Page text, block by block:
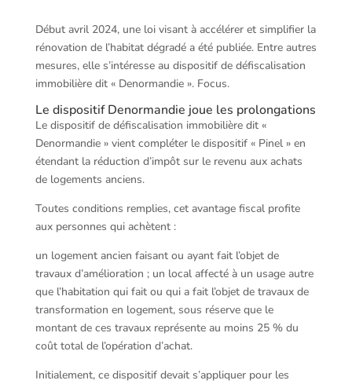
Début avril 2024, une loi visant à accélérer et simplifier la
rénovation de l’habitat dégradé a été publiée. Entre autres
mesures, elle s’intéresse au dispositif de défiscalisation
immobilière dit « Denormandie ». Focus.
Le dispositif Denormandie joue les prolongations
Le dispositif de défiscalisation immobilière dit «
Denormandie » vient compléter le dispositif « Pinel » en
étendant la réduction d’impôt sur le revenu aux achats
de logements anciens.
Toutes conditions remplies, cet avantage fiscal profite
aux personnes qui achètent :
un logement ancien faisant ou ayant fait l’objet de
travaux d’amélioration ; un local affecté à un usage autre
que l’habitation qui fait ou qui a fait l’objet de travaux de
transformation en logement, sous réserve que le
montant de ces travaux représente au moins 25 % du
coût total de l’opération d’achat.
Initialement, ce dispositif devait s’appliquer pour les